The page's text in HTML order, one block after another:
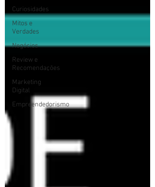
Curiosidades
Mitos e
Verdades
Negócios
Review e
Recomendações
Marketing
Digital
Empreendedorismo